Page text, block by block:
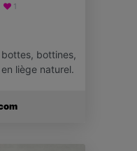
1
bottines,
liège naturel.